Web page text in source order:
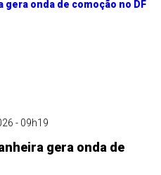
- 09h19
gera onda de